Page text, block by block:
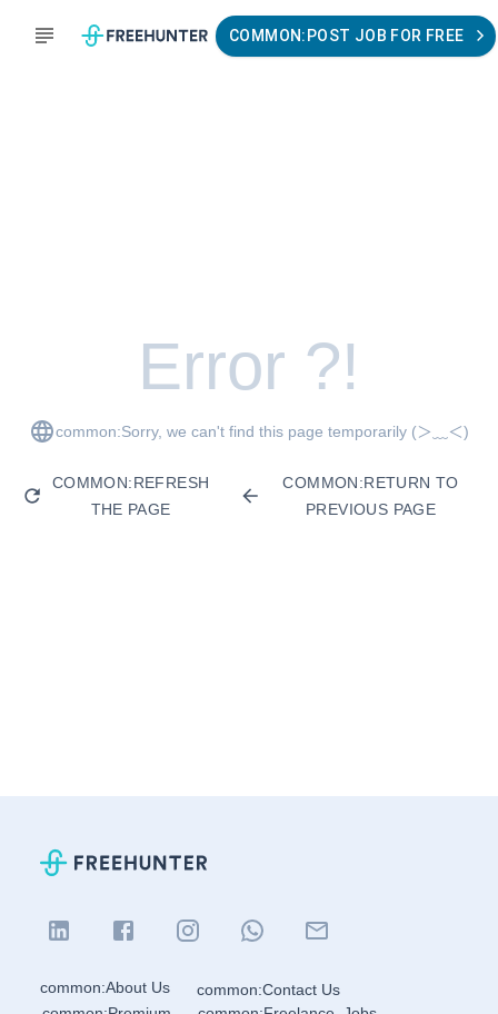
COMMON:POST JOB FOR FREE
Error ?!
common:Sorry, we can't find this page temporarily (＞﹏＜)
COMMON:REFRESH
THE PAGE
COMMON:RETURN TO
PREVIOUS PAGE
common:About Us
common:Contact Us